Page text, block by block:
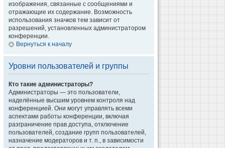
изображения, связанные с сообщениями и
отражающие их содержание. Возможность
использования значков тем зависит от
разрешений, установленных администратором
конференции.
Вернуться к началу
Уровни пользователей и группы
Кто такие администраторы?
Администраторы — это пользователи,
наделённые высшим уровнем контроля над
конференцией. Они могут управлять всеми
аспектами работы конференции, включая
разграничение прав доступа, отключение
пользователей, создание групп пользователей,
назначение модераторов и т. п., в зависимости